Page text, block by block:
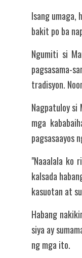
Isang umaga,
bakit po ba
Ngumiti si
pagsasama-
tradisyon.
Nagpatuloy si
mga
pagsasaayos
"Naaalala ko
kalsada
kasuotan at
Habang
siya ay
ng mga ito.